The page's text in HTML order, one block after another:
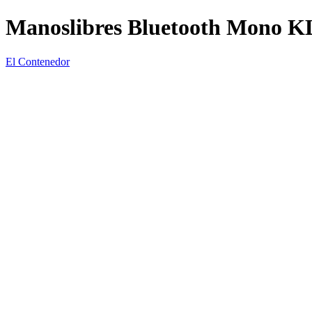
Manoslibres Bluetooth Mono
El Contenedor